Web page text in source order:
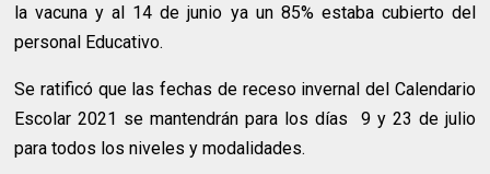
la vacuna y al 14 de junio ya un 85% estaba cubierto del
personal Educativo.
Se ratificó que las fechas de receso invernal del Calendario
Escolar 2021 se mantendrán para los días 9 y 23 de julio
para todos los niveles y modalidades.